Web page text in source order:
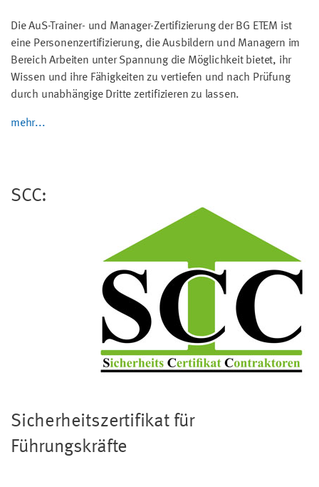
Die AuS-Trainer- und Manager-Zertifizierung der BG ETEM ist
eine Personenzertifizierung, die Ausbildern und Managern im
Bereich Arbeiten unter Spannung die Möglichkeit bietet, ihr
Wissen und ihre Fähigkeiten zu vertiefen und nach Prüfung
durch unabhängige Dritte zertifizieren zu lassen.
mehr...
SCC:
Sicherheitszertifikat für
Führungskräfte